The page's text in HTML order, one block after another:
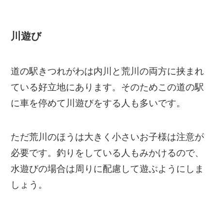
川遊び
道の駅きつれがわは内川と荒川の両方に挟まれ
ている好立地にあります。そのためこの道の駅
に車を停めて川遊びをする人も多いです。
ただ荒川のほうは大きく小さいお子様は注意が
必要です。釣りをしている人もみかけるので、
水遊びの場合は周りに配慮して遊ぶようにしま
しょう。